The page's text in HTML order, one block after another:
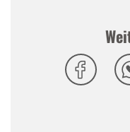
Honig, Sahnetoffee,
Süssliches